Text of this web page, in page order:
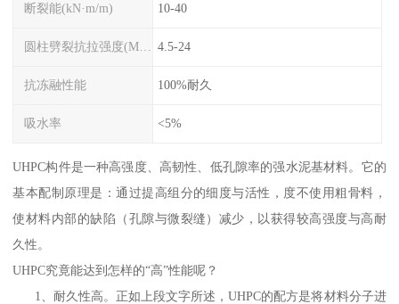
断裂能(kN·m/m) 10-40
圆柱劈裂抗拉强度(MPa) 4.5-24
抗冻融性能 100%耐久
吸水率 <5%
UHPC构件是一种高强度、高韧性、低孔隙率的强水泥基材料。它的
基本配制原理是：通过提高组分的细度与活性，度不使用粗骨料，
使材料内部的缺陷（孔隙与微裂缝）减少，以获得较高强度与高耐
久性。
UHPC究竟能达到怎样的“高”性能呢？
1、耐久性高。正如上段文字所述，UHPC的配方是将材料分子进